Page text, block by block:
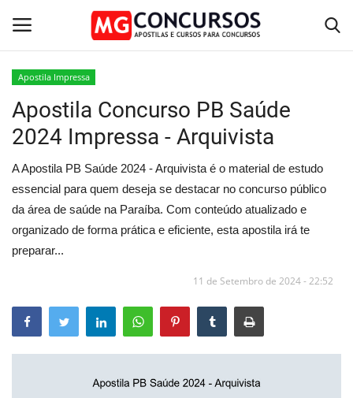
Home
Apostilas PDF
Apostila Impressa
Cursos Online
Apostila Impressa
Apostila Concurso PB Saúde
2024 Impressa - Arquivista
A Apostila PB Saúde 2024 - Arquivista é o material de estudo
essencial para quem deseja se destacar no concurso público
da área de saúde na Paraíba. Com conteúdo atualizado e
organizado de forma prática e eficiente, esta apostila irá te
preparar...
11 de Setembro de 2024 - 22:52